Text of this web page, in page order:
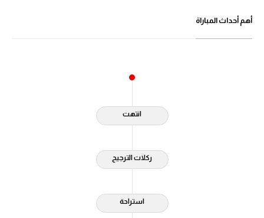
أهم أحداث المباراة
انتهت
ركلات الترجيح
استراحة